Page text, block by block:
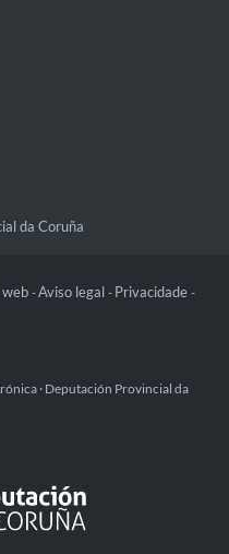
da Coruña
-Aviso legal - Privacidade -
· Deputación Provincial da